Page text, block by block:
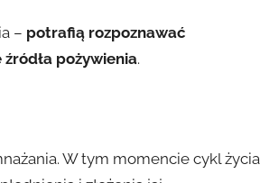
– potrafią rozpoznawać
pożywienia.
W tym momencie cykl życia